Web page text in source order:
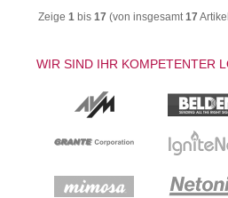
Zeige 1 bis 17 (von insgesamt17
WIR SIND IHR KOMPETENTER